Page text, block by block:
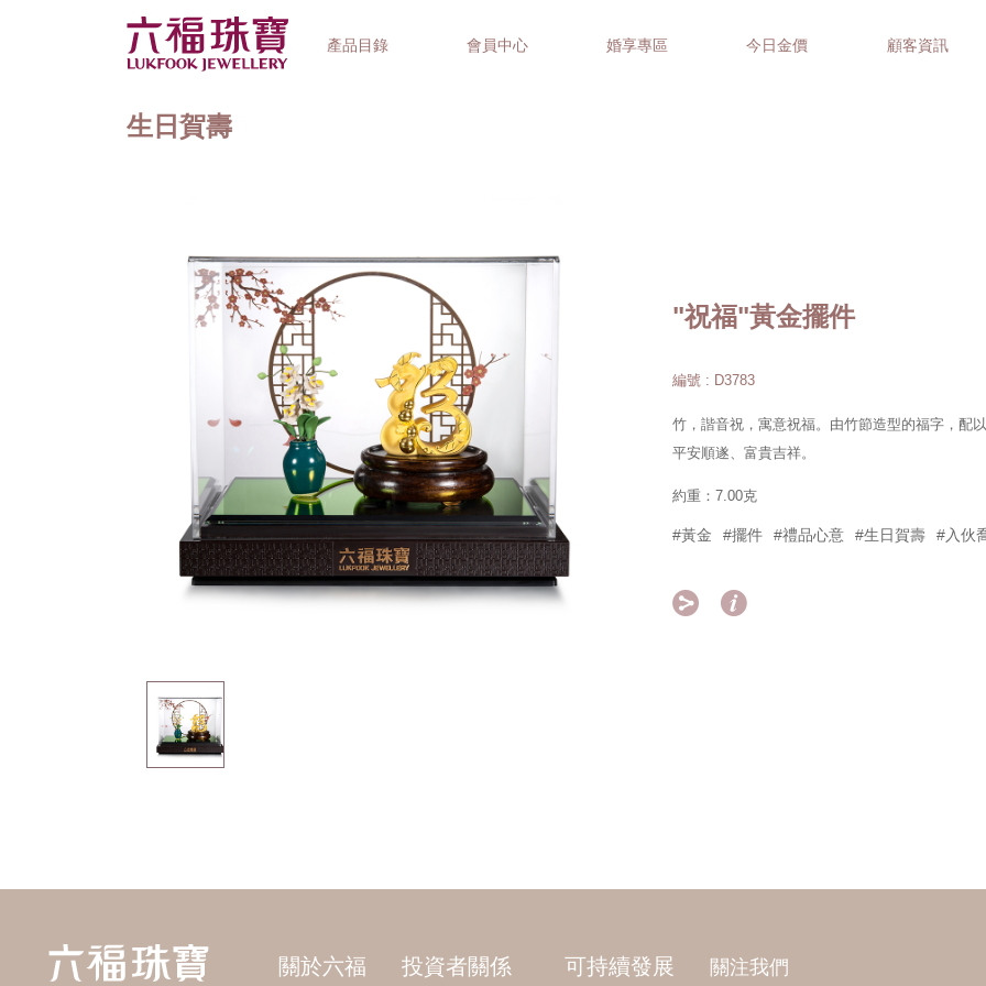
產品目錄 會員中心 婚享專區 今日金價 顧客資訊
生日賀壽
"祝福"黃金擺件
編號 : D3783
竹，諧音祝，寓意祝福。由竹節造型的福字，配
平安順遂、富貴吉祥。
約重：7.00克
#黃金 #擺件 #禮品心意 #生日賀壽 #入伙
 
關於六福 投資者關係 可持續發展 關注我們